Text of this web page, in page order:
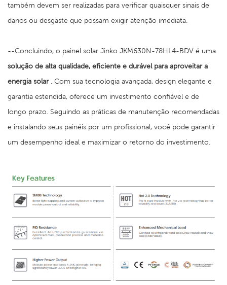
também devem ser realizadas para verificar quaisquer sinais de
danos ou desgaste que possam exigir atenção imediata.
--Concluindo, o painel solar Jinko JKM630N-78HL4-BDV é uma
solução de alta qualidade, eficiente e durável para aproveitar a
energia solar. Com sua tecnologia avançada, design elegante e
garantia estendida, oferece um investimento confiável e de
longo prazo. Seguindo as práticas de manutenção recomendadas
e instalando seus painéis por um profissional, você pode garantir
um desempenho ideal e maximizar o retorno do investimento.